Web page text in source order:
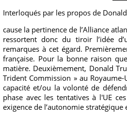
Interloqués par les propos de
cause la pertinence de l’Alliance
ressortent donc du tiroir l’idée
remarques à cet égard.
française. Pour la bonne raison
matière. Deuxièmement, Donald
Trident Commission » au
capacité et/ou la volonté de
phase avec les tentatives à l'UE
exigence de l’autonomie stratégique